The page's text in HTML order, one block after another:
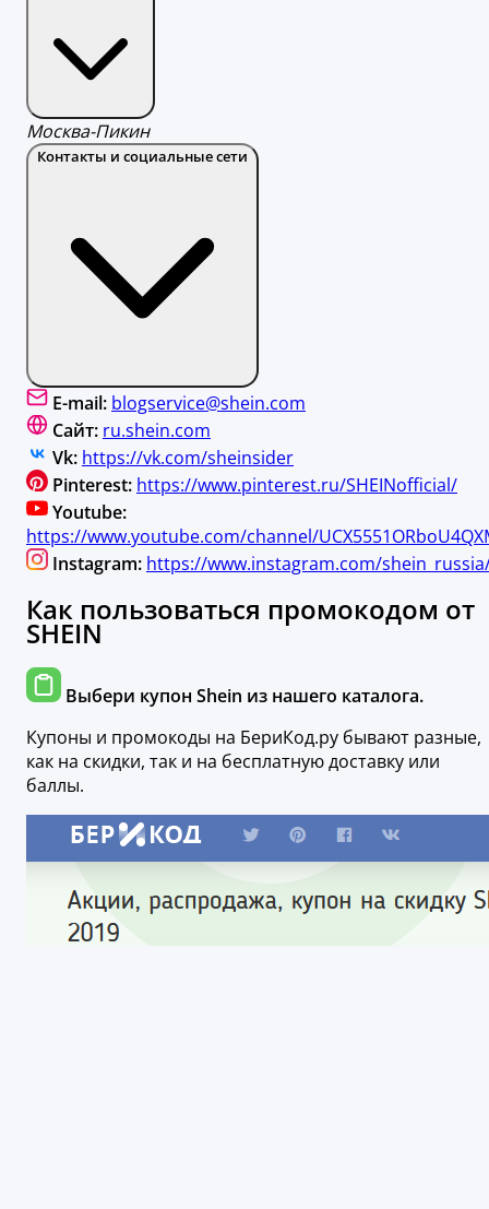
Москва-Пикин
Контакты и социальные сети
E-mail: blogservice@shein.com
Сайт: ru.shein.com
Vk: https://vk.com/sheinsider
Pinterest: https://www.pinterest.ru/SHEINofficial/
Youtube:
https://www.youtube.com/channel/
Instagram: https://www.instagram.com/
Как пользоваться промокодом от
SHEIN
Выбери купон Shein из нашего каталога.
Купоны и промокоды на БериКод.ру бывают разные,
как на скидки, так и на бесплатную доставку или
баллы.